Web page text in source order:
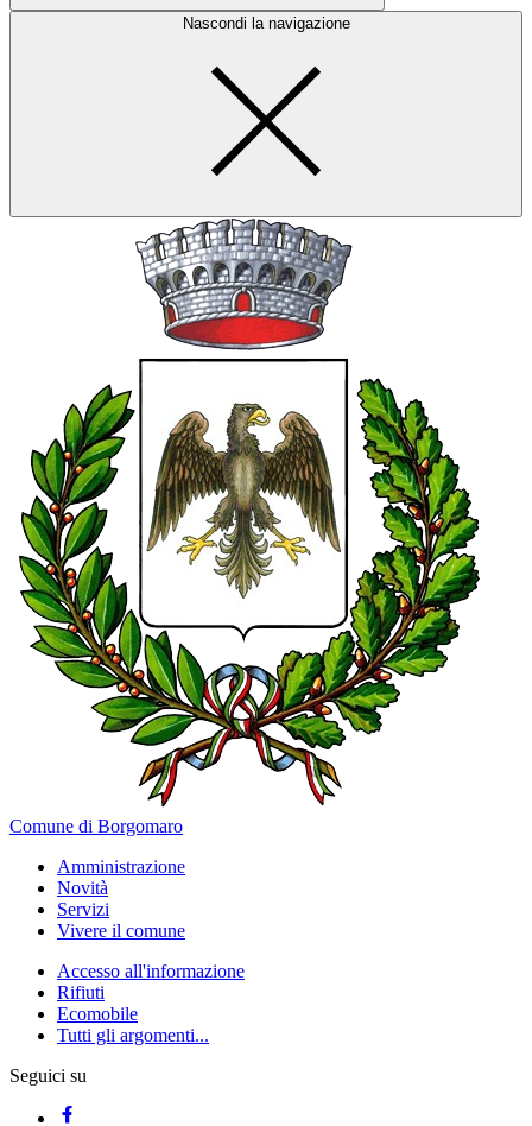
Nascondi la navigazione
Comune di Borgomaro
Amministrazione
Novità
Servizi
Vivere il comune
Accesso all'informazione
Rifiuti
Ecomobile
Tutti gli argomenti...
Seguici su